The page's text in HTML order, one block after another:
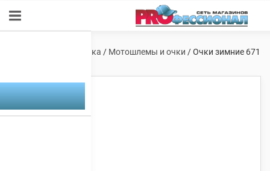
Мототехника / Мотошлемы и очки / Очки зимние 671